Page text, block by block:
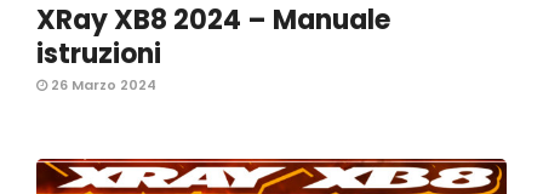
XRay XB8 2024 – Manuale
istruzioni
26 Marzo 2024